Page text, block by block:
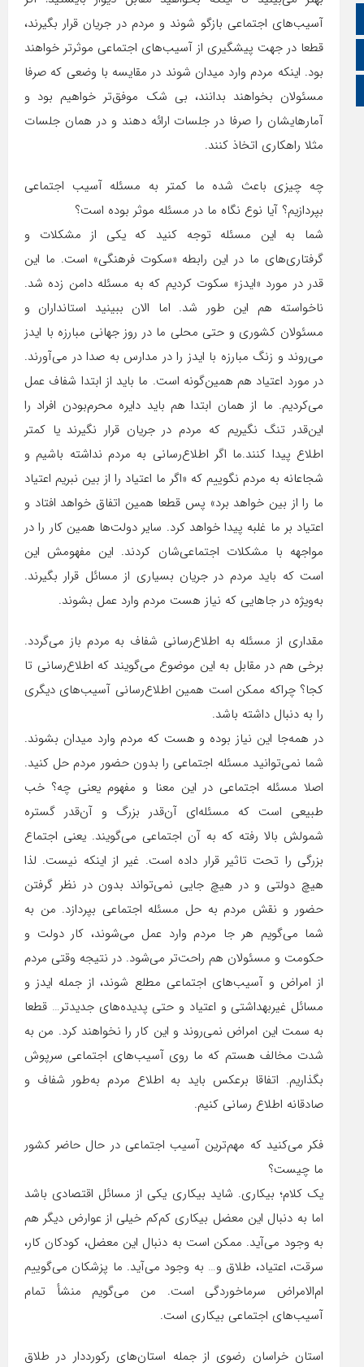
اطلاعات سایت
زبان انگلیسی
آسیب‌های اجتماعی بازگو شوند و مردم در جریان قرار بگیرند،
قطعا در جهت پیشگیری از آسیب‌های اجتماعی موثرتر خواهند
بود. اینکه مردم وارد میدان شوند در مقایسه با وضعی که صرفا
مسئولان بخواهند بدانند، بی شک موفق‌تر خواهیم بود و
آمارهایشان را صرفا در جلسات ارائه دهند و در همان جلسات
مثلا راهکاری اتخاذ کنند.
چه چیزی باعث شده ما کمتر به مسئله آسیب اجتماعی
بپردازیم؟ آیا نوع نگاه ما در مسئله موثر بوده است؟
شما به این مسئله توجه کنید که یکی از مشکلات و
گرفتاری‌های ما در این رابطه «سکوت فرهنگی» است. ما این
قدر در مورد «ایدز» سکوت کردیم که به مسئله دامن زده شد.
ناخواسته هم این طور شد. اما الان ببینید استانداران و
مسئولان کشوری و حتی محلی ما در روز جهانی مبارزه با ایدز
می‌روند و زنگ مبارزه با ایدز را در مدارس به صدا در می‌آورند.
در مورد اعتیاد هم همین‌گونه است. ما باید از ابتدا شفاف عمل
می‌کردیم. ما از همان ابتدا هم باید دایره محرم‌بودن افراد را
این‌قدر تنگ نگیریم که مردم در جریان قرار نگیرند یا کمتر
اطلاع پیدا کنند.ما اگر اطلاع‌رسانی به مردم نداشته باشیم و
شجاعانه به مردم نگوییم که «اگر ما اعتیاد را از بین نبریم اعتیاد
ما را از بین خواهد برد» پس قطعا همین اتفاق خواهد افتاد و
اعتیاد بر ما غلبه پیدا خواهد کرد. سایر دولت‌ها همین کار را در
مواجهه با مشکلات اجتماعی‌شان کردند. این مفهومش این
است که باید مردم در جریان بسیاری از مسائل قرار بگیرند.
به‌ویژه در جاهایی که نیاز هست مردم وارد عمل بشوند.
مقداری از مسئله به اطلاع‌رسانی شفاف به مردم باز می‌گردد.
برخی هم در مقابل به این موضوع می‌گویند که اطلاع‌رسانی تا
کجا؟ چرا‌که ممکن است همین اطلاع‌رسانی آسیب‌های دیگری
را به دنبال داشته باشد.
در همه‌جا این نیاز بوده و هست که مردم وارد میدان بشوند.
شما نمی‌توانید مسئله اجتماعی را بدون حضور مردم حل کنید.
اصلا مسئله اجتماعی در این معنا و مفهوم یعنی چه؟ خب
طبیعی است که مسئله‌ای آن‌قدر بزرگ و آن‌قدر گستره
شمولش بالا رفته که به آن اجتماعی می‌گویند. یعنی اجتماع
بزرگی را تحت تاثیر قرار داده است. غیر از اینکه نیست. لذا
هیچ دولتی و در هیچ جایی نمی‌تواند بدون در نظر گرفتن
حضور و نقش مردم به حل مسئله اجتماعی بپردازد. من به
شما می‌گویم هر جا مردم وارد عمل می‌شوند، کار دولت و
حکومت و مسئولان هم راحت‌تر می‌شود. در نتیجه وقتی مردم
از امراض و آسیب‌های اجتماعی مطلع شوند، از جمله ایدز و
مسائل غیر‌بهداشتی و اعتیاد و حتی پدیده‌های جدید‌تر… قطعا
به سمت این امراض نمی‌روند و این کار را نخواهند کرد. من به
شدت مخالف هستم که ما روی آسیب‌های اجتماعی سرپوش
بگذاریم. اتفاقا برعکس باید به اطلاع مردم به‌طور شفاف و
صادقانه اطلاع رسانی کنیم.
فکر می‌کنید که مهم‌ترین آسیب اجتماعی در حال حاضر کشور
ما چیست؟
یک کلام؛ بیکاری. شاید بیکاری یکی از مسائل اقتصادی باشد
اما به دنبال این معضل بیکاری کم‌کم خیلی از عوارض دیگر هم
به وجود می‌آید. ممکن است به دنبال این معضل، کودکان کار‌،
سرقت، اعتیاد، طلاق و‌… به وجود می‌آید. ما پزشکان می‌گوییم
ام‌الامراض سرما‌خوردگی است. من می‌گویم منشأ تمام
آسیب‌های اجتماعی بیکاری است.
استان خراسان رضوی از جمله استان‌های رکورددار در طلاق